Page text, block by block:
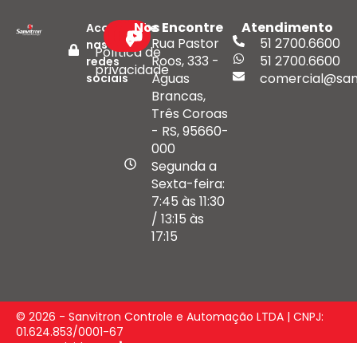
Política de
privacidade
Acompanhe
nas
redes
sociais
Nos Encontre
Rua Pastor
Roos, 333 -
Águas
Brancas,
Três Coroas
- RS, 95660-
000
Segunda a
Sexta-feira:
7:45 às 11:30
/ 13:15 às
17:15
Atendimento
51 2700.6600
51 2700.6600
© 2026 - Sanvitron Controle e Automação LTDA | CNPJ:
01.624.853/0001-67